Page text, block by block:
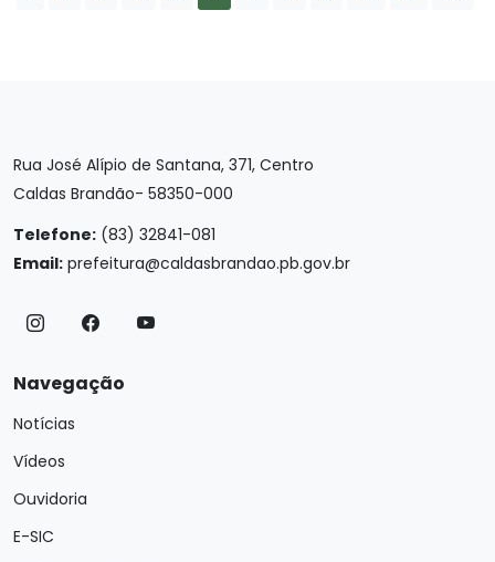
Rua José Alípio de Santana, 371, Centro
Caldas Brandão- 58350-000
Telefone: (83) 32841-081
Email: prefeitura@caldasbrandao.pb.gov.br
Navegação
Notícias
Vídeos
Ouvidoria
E-SIC